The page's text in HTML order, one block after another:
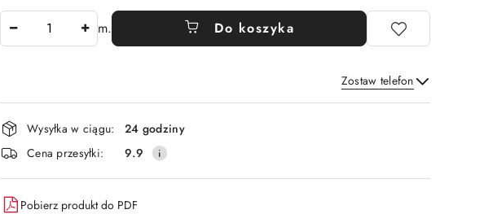
m. Do koszyka
Zostaw telefon
Wyślij
Dostępność
i
dostawa
Wysyłka w ciągu:
24 godziny
Cena przesyłki:
9.9
Pobierz produkt do PDF